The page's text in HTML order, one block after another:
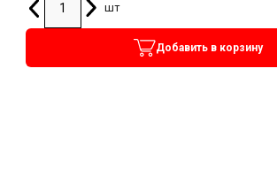
шт
Добавить в корзину